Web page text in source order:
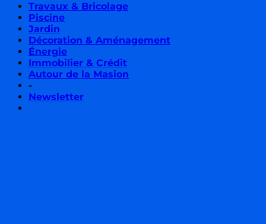
Travaux & Bricolage
Piscine
Jardin
Décoration & Aménagement
Énergie
Immobilier & Crédit
Autour de la Masion
-
Newsletter